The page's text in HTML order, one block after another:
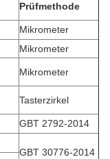
Prüfmethode
Mikrometer
Mikrometer
Mikrometer
Tasterzirkel
GBT 2792-2014
GBT 30776-2014